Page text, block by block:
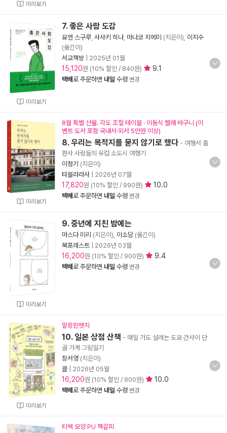
미리보기
미리보기
7. 좋은 사람 도감
묘엔 스구루 사사키 히나, 마나코 지에미 (지은이), 이지수
(옮긴이)
서교책방
2025년 01월
15,120원 (10% 할인 / 840원) 9.1
택배로 주문하면 내일 수령 변경
미리보기
8월 특별 선물. 각도 조절 테이블 · 이동식 빨래 바구니 (이
벤트 도서 포함 국내서·외서 5만원 이상)
8. 우리는 목적지를 묻지 않기로 했다 - 여행서 출
판사 사람들의 유럽 소도시 여행기
이정기 (지은이)
타블라라사
2026년 07월
17,820원 (10% 할인 / 990원) 10.0
택배로 주문하면 내일 수령 변경
미리보기
9. 중년에 지친 밤에는
마스다 미리 (지은이), 이소담 (옮긴이)
북포레스트
2026년 03월
16,200원 (10% 할인 / 900원) 9.4
택배로 주문하면 내일 수령 변경
미리보기
말랑핀뱃지
10. 일본 상점 산책 - 매일 가도 설레는 도쿄·간사이 단
골 가게 그림일기
장서영 (지은이)
클
2026년 05월
16,200원 (10% 할인 / 900원) 10.0
택배로 주문하면 내일 수령 변경
티백 모양 PU 책갈피